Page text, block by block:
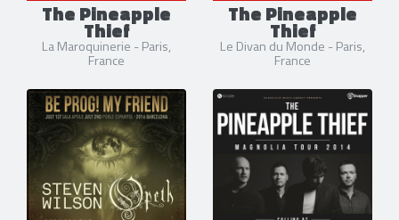
The Pineapple
Thief
La Maroquinerie - Paris,
France
The Pineapple
Thief
Le Divan du Monde - Paris,
France